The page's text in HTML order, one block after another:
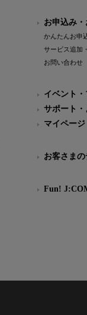
お申込み
かんたんお申
サービス追加
お問い合わせ
イベント・
サポート・
マイページ
お客さま
Fun!